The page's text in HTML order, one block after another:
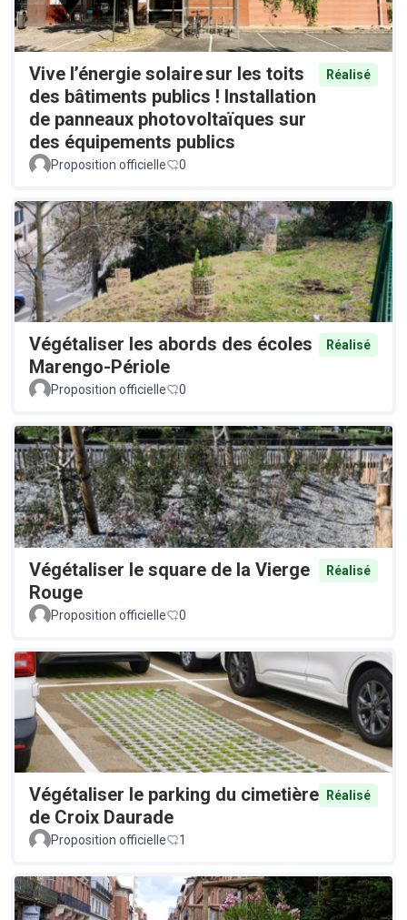
Vive l’énergie solaire sur les toits
des bâtiments publics ! Installation
de panneaux photovoltaïques sur
des équipements publics
Réalisé
Proposition officielle 0
Végétaliser les abords des écoles
Marengo-Périole
Réalisé
Proposition officielle 0
Végétaliser le square de la Vierge
Rouge
Réalisé
Proposition officielle 0
Végétaliser le parking du cimetière
de Croix Daurade
Réalisé
Proposition officielle 1